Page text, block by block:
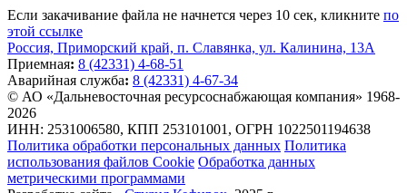
Если закачивание файла не начнется через 10 сек, кликните по
этой ссылке
Россия, Приморский край, п. Славянка, ул. Калинина, 13А
Приемная: 8 (42331) 4-68-51
Аварийная служба: 8 (42331) 4-67-34
© АО «Дальневосточная ресурсоснабжающая компания» 1968-
2026
ИНН: 2531006580, КПП 253101001, ОГРН 1022501194638
Политика обработки персональных данных Политика
использования файлов Cookie Обработка данных
метрическими программами